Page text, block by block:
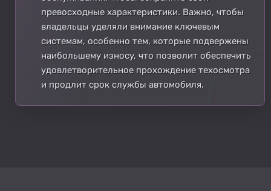
превосходные характеристики. Важно, чтобы
владельцы уделяли внимание ключевым
системам, особенно тем, которые подвержены
наибольшему износу, что позволит обеспечить
удовлетворительное прохождение техосмотра
и продлит срок службы автомобиля.